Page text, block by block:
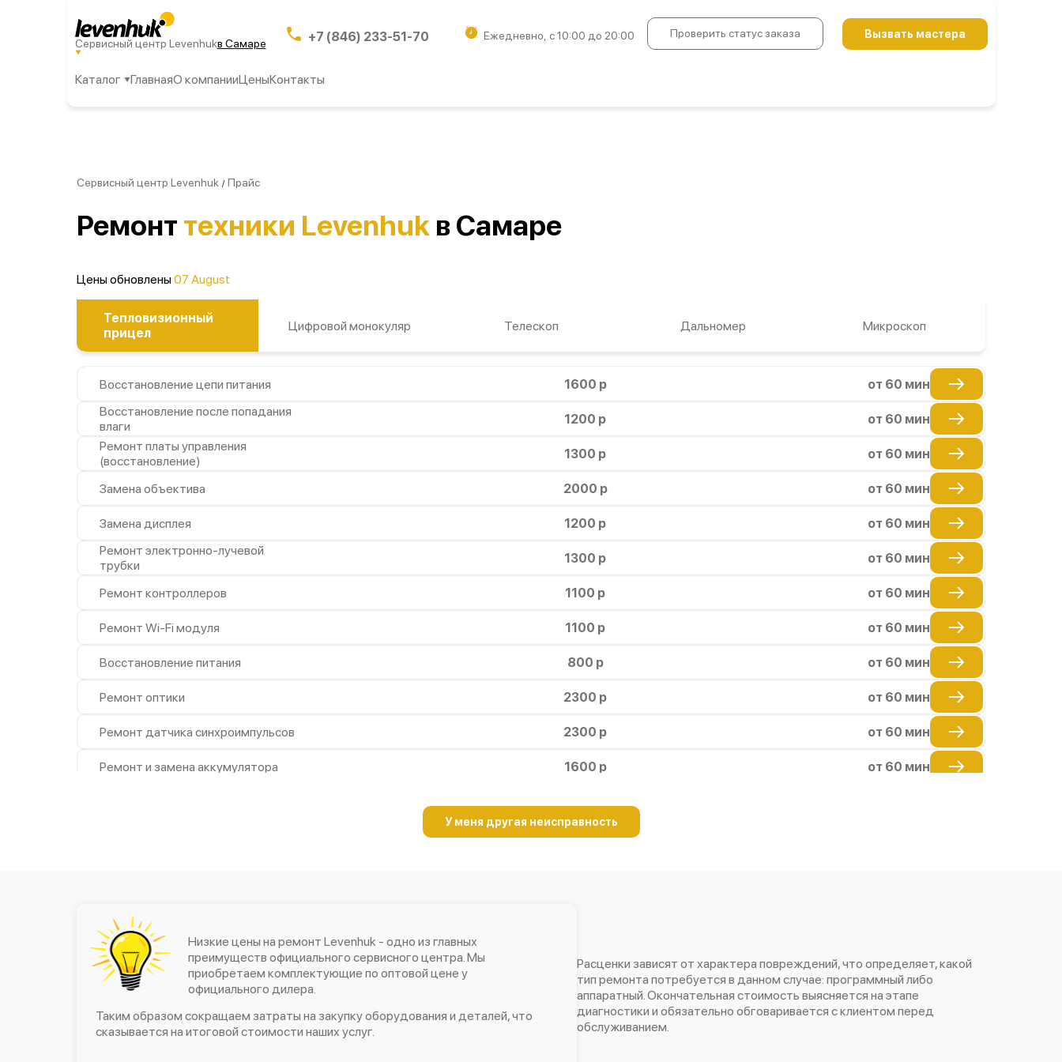
Сервисный центр Levenhukв Самаре +7 (846) 233-51-70 Ежедневно, с 10:00 до 20:00 Проверить статус заказа Вызвать мастера
Каталог ГлавнаяО компанииЦеныКонтакты
Сервисный центр Levenhuk / Прайс
Ремонт техники Levenhuk в Самаре
Цены обновлены07 August
Тепловизионный
прицел
Цифровой монокуляр Телескоп Дальномер Микроскоп
Восстановление цепи питания 1600 р
от 60 мин
Восстановление после попадания
влаги
1200 р
от 60 мин
Ремонт платы управления
(восстановление)
1300 р от 60 мин
Замена объектива 2000 р от 60 мин
Замена дисплея 1200 р
от 60 мин
Ремонт электронно-лучевой
трубки
1300 р от 60 мин
Ремонт контроллеров 1100 р от 60 мин
Ремонт Wi-Fi модуля 1100 р от 60 мин
Восстановление питания 800 р от 60 мин
Ремонт оптики 2300 р от 60 мин
Ремонт датчика синхроимпульсов 2300 р от 60 мин
Ремонт и замена аккумулятора 1600 р от 60 мин
650 р
Замена микросхемы усилителя
Замена микросхемы логики 500 р
от 60 мин
видоискателе или на видео
2600 р
от 60 мин
Видна только половина
У меня другая неисправность
Низкие цены на ремонт Levenhuk - одно из главных
преимуществ официального сервисного центра. Мы
приобретаем комплектующие по оптовой цене у
официального дилера.
Таким образом сокращаем затраты на закупку оборудования и деталей, что
сказывается на итоговой стоимости наших услуг.
Расценки зависят от характера повреждений, что определяет, какой
тип ремонта потребуется в данном случае: программный либо
аппаратный. Окончательная стоимость выясняется на этапе
диагностики и обязательно обговаривается с клиентом перед
обслуживанием.